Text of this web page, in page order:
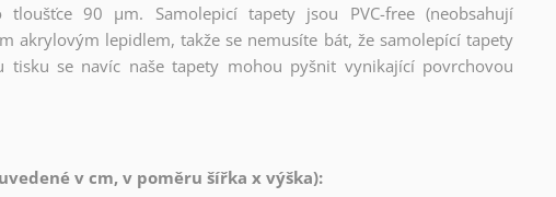
90 µm. Samolepicí tapety jsou PVC-free (neobsahují
akrylovým lepidlem, takže se nemusíte bát, že samolepící tapety
se navíc naše tapety mohou pyšnit vynikající povrchovou
v cm, v poměru šířka x výška):